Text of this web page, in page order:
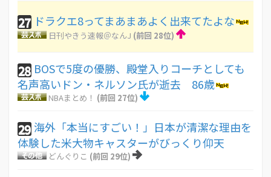
27 ドラクエ8ってまあまあよく出来てたよな
日刊やきう速報＠なんJ (前回 28位)
28 BOSで5度の優勝、殿堂入りコーチとしても
名声高いドン・ネルソン氏が逝去 86歳
NBAまとめ！ (前回 27位)
29 海外「本当にすごい！」日本が清潔な理由を
体験した米大物キャスターがびっくり仰天
どんぐりこ (前回 29位)